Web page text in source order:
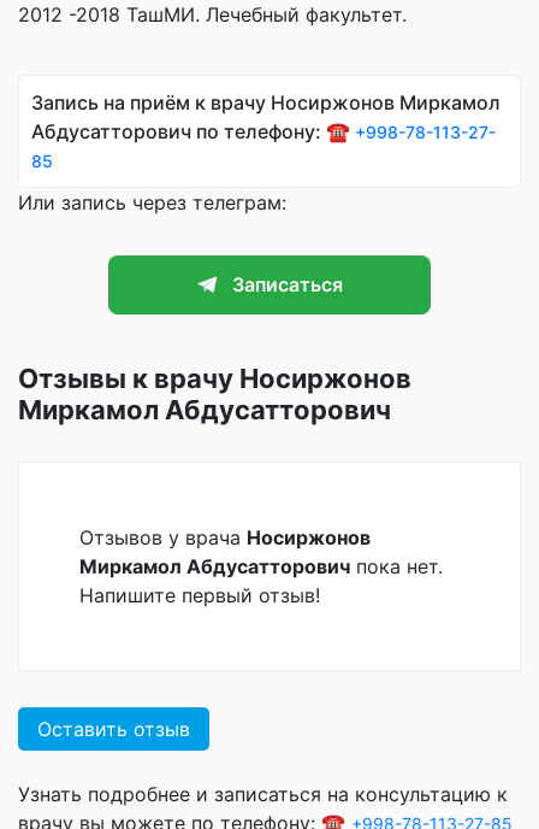
2012 -2018 ТашМИ. Лечебный факультет.
Запись на приём к врачу Носиржонов Миркамол
Абдусатторович по телефону: ☎️ +998-78-113-27-
85
Или запись через телеграм:
Записаться
Отзывы к врачу Носиржонов
Миркамол Абдусатторович
Отзывов у врача Носиржонов
Миркамол Абдусатторович пока нет.
Напишите первый отзыв!
Оставить отзыв
Узнать подробнее и записаться на консультацию к
врачу вы можете по телефону: ☎️ +998-78-113-27-85